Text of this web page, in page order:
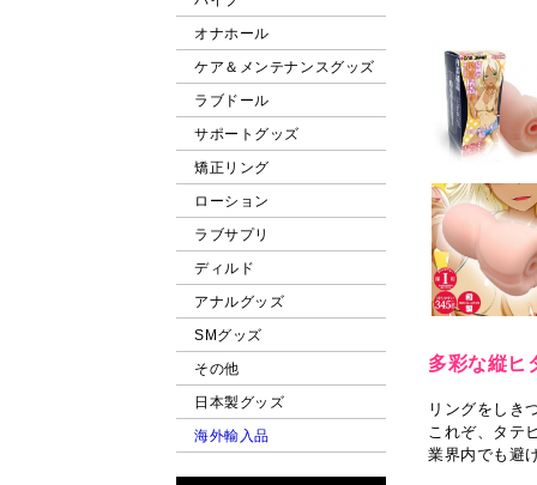
オナホール
ケア＆メンテナンスグッズ
ラブドール
サポートグッズ
矯正リング
ローション
ラブサプリ
ディルド
アナルグッズ
SMグッズ
その他
日本製グッズ
海外輸入品
多彩な縦ヒ
リングをしき
これぞ、タテ
業界内でも避